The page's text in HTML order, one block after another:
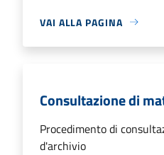
VAI ALLA PAGINA
Consultazione di
Procedimento di
d'archivio